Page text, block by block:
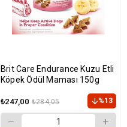
Brit Care Endurance Kuzu Etli
Köpek Ödül Maması 150g
₺247,00 ₺284,05 %13